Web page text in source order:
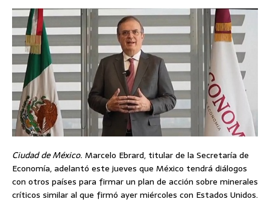
Ciudad de México. Marcelo Ebrard, titular de la Secretaría de
Economía, adelantó este jueves que México tendrá diálogos
con otros países para firmar un plan de acción sobre minerales
críticos similar al que firmó ayer miércoles con Estados Unidos.